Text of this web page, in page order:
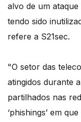
alvo de um ataque
tendo sido
refere a S21sec.
"O setor das
atingidos durante
partilhados nas
‘phishings’ em